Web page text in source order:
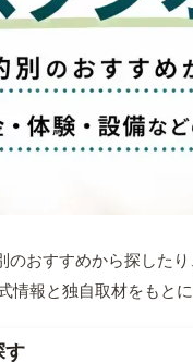
おすすめから探した
報と独自取材をもとに
す